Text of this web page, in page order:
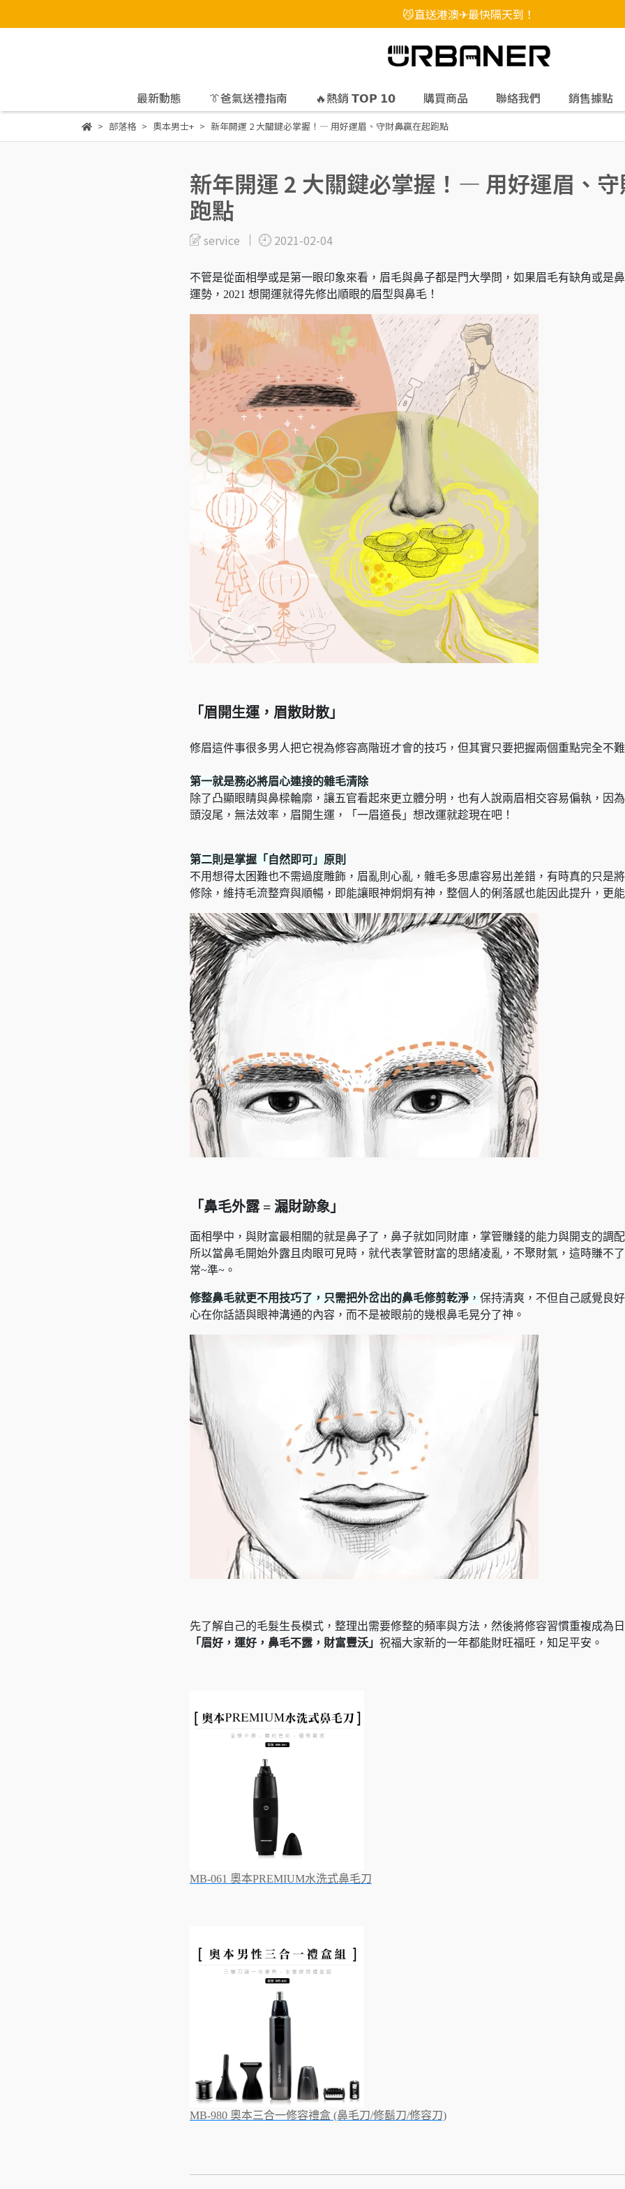
😼直送港澳✈最快隔天到！
最新動態 👔爸氣送禮指南 🔥熱銷 𝗧𝗢𝗣 𝟭𝟬 購買商品 聯絡我們 銷售據點
部落格 奧本男士+ 新年開運 2 大關鍵必掌握！— 用好運眉、守財鼻贏在起跑點
新年開運 2 大關鍵必掌握！— 用好運眉、
跑點
service 2021-02-04
不管是從面相學或是第一眼印象來看，眉毛與鼻子都是門大學問，如果眉毛有缺角或是
運勢，2021 想開運就得先修出順眼的眉型與鼻毛！
「眉開生運，眉散財散」
修眉這件事很多男人把它視為修容高階班才會的技巧，但其實只要把握兩個重點完全不
第一就是務必將眉心連接的雜毛清除
除了凸顯眼睛與鼻樑輪廓，讓五官看起來更立體分明，也有人說兩眉相交容易偏執，因
頭沒尾，無法效率，眉開生運，「一眉道長」想改運就趁現在吧！
第二則是掌握「自然即可」原則
不用想得太困難也不需過度雕飾，眉亂則心亂，雜毛多思慮容易出差錯，有時真的只是
修除，維持毛流整齊與順暢，即能讓眼神炯炯有神，整個人的俐落感也能因此提升，更
「鼻毛外露 = 漏財跡象」
面相學中，與財富最相關的就是鼻子了，鼻子就如同財庫，掌管賺錢的能力與開支的調
所以當鼻毛開始外露且肉眼可見時，就代表掌管財富的思緒凌亂，不聚財氣，這時賺不
常~準~。
修整鼻毛就更不用技巧了，只需把外岔出的鼻毛修剪乾淨 ， 保持清爽，不但自己感覺良
心在你話語與眼神溝通的內容，而不是被眼前的幾根鼻毛晃分了神。
先了解自己的毛髮生長模式，整理出需要修整的頻率與方法，然後將修容習慣重複成為
「眉好，運好，鼻毛不露，財富豐沃」 祝福大家新的一年都能財旺福旺，知足平安。
MB-061 奧本PREMIUM水洗式鼻毛刀
MB-980 奧本三合一修容禮盒 (鼻毛刀/修鬍刀/修容刀)